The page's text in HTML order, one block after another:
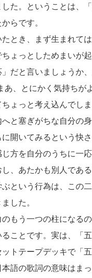
た。ということは、
らです。
とき、まず生まれて
ょっとしためまいが
だと言いましょうか
あ、とにかく気持ちが
ょっと考え込んでしま
と塞ぎがちな自分の
開いてみるという快
方を自分のうちに一
、あたかも別人であ
という行為は、この
した。
もう一つの柱になる
ことです。実は、「
トテープデッキで「
語の歌詞の意味はま